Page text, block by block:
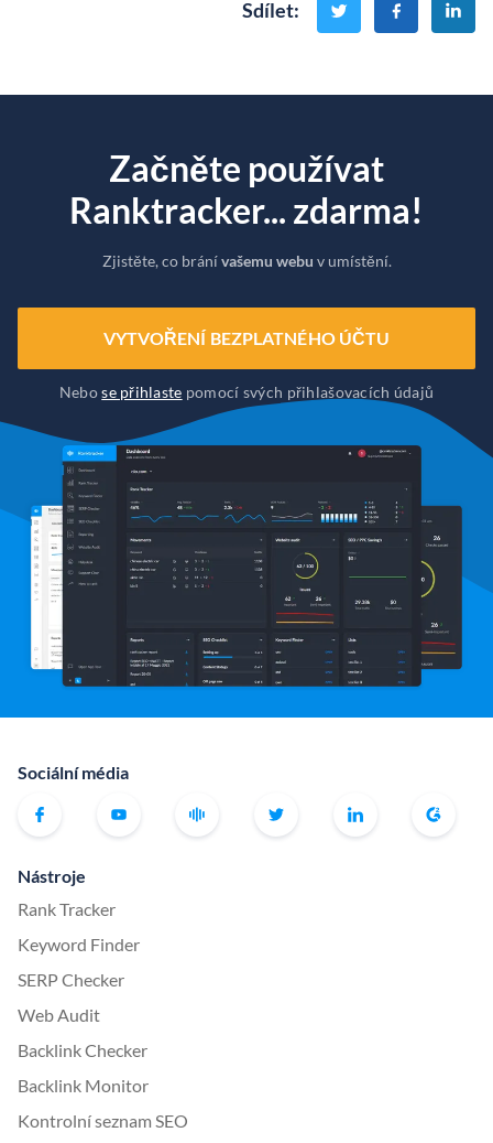
Sdílet:
Začněte používat
Ranktracker... zdarma!
Zjistěte, co bránívašemu webu v umístění.
VYTVOŘENÍ BEZPLATNÉHO ÚČTU
Nebose přihlaste pomocí svých přihlašovacích údajů
Sociální média
Nástroje
Rank Tracker
Keyword Finder
SERP Checker
Web Audit
Backlink Checker
Backlink Monitor
Kontrolní seznam SEO